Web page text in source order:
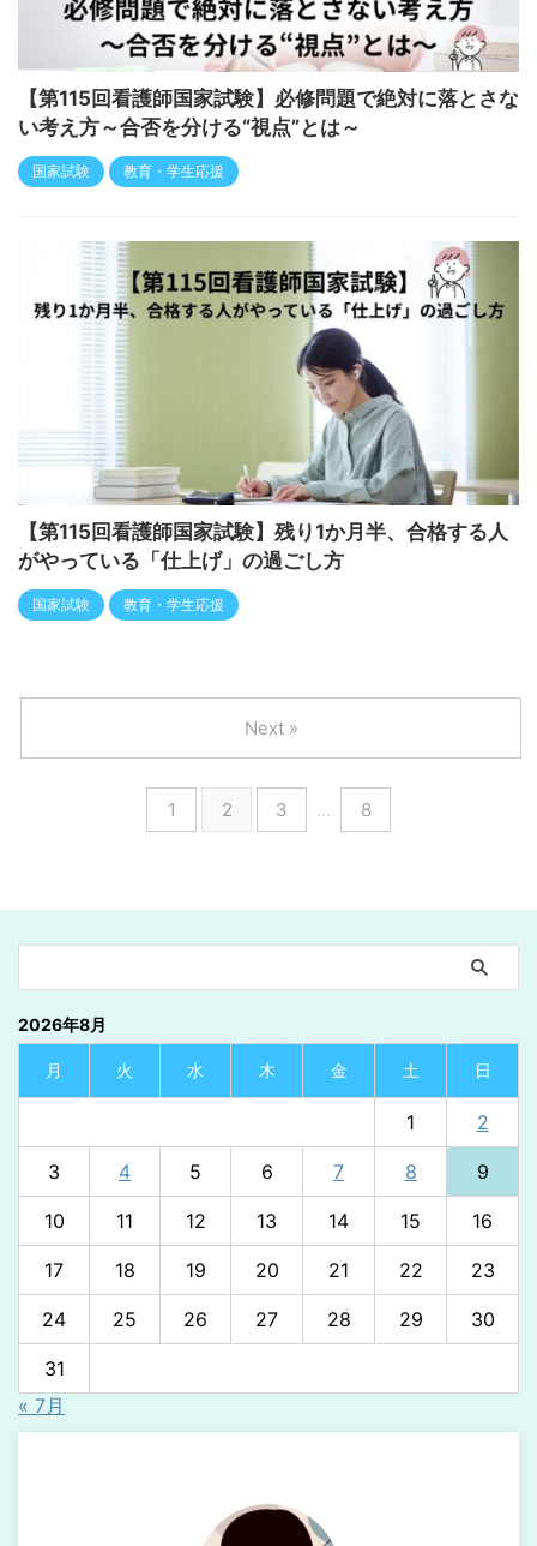
【第115回看護師国家試験】必修問題で絶対に落とさな
い考え方～合否を分ける“視点”とは～
国家試験 教育・学生応援
【第115回看護師国家試験】残り1か月半、合格する人
がやっている「仕上げ」の過ごし方
国家試験 教育・学生応援
1 2 3 … 8
Next »
2026年8月
月 火 水 木 金 土 日
1 2
3 4 5 6 7 8 9
10 11 12 13 14 15 16
17 18 19 20 21 22 23
24 25 26 27 28 29 30
31
« 7月